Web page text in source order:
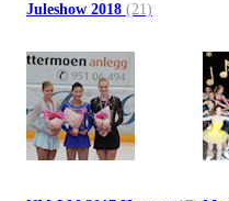
Juleshow 2018 (21)